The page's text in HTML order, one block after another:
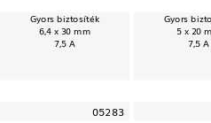
Gyors biztosíték
6,4 x 30 mm
7,5 A
Gyors
5 x 20
7,5 A
05283